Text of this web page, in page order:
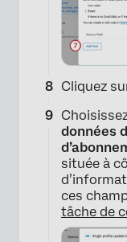
Cliquez
données
située à
ces
tâche de